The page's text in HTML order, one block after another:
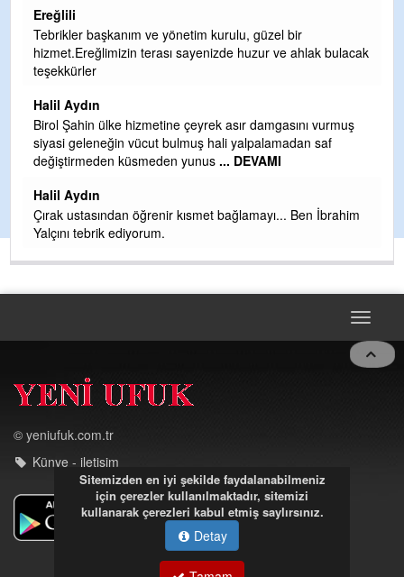
Ereğlili
Tebrikler başkanım ve yönetim kurulu, güzel bir
hizmet.Ereğlimizin terası sayenizde huzur ve ahlak bulacak
teşekkürler
Halil Aydın
Birol Şahin ülke hizmetine çeyrek asır damgasını vurmuş
siyasi geleneğin vücut bulmuş hali yalpalamadan saf
değiştirmeden küsmeden yunus ... DEVAMI
Halil Aydın
Çırak ustasından öğrenir kısmet bağlamayı... Ben İbrahim
Yalçını tebrik ediyorum.
Toggle
© yeniufuk.com.tr
Künye - iletişim
Sitemizden en iyi şekilde faydalanabilmeniz
için çerezler kullanılmaktadır, sitemizi
kullanarak çerezleri kabul etmiş saylırsınız.
Detay